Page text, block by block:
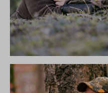
R8 ULTIMATE